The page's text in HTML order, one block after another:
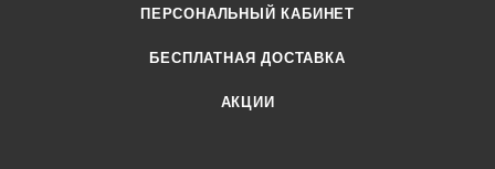
ПЕРСОНАЛЬНЫЙ КАБИНЕТ
БЕСПЛАТНАЯ ДОСТАВКА
АКЦИИ